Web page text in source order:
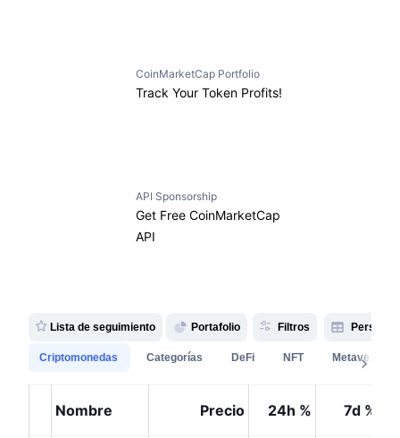
CoinMarketCap Portfolio
Track Your Token Profits!
API Sponsorship
Get Free CoinMarketCap
API
Lista de seguimiento Portafolio Filtros
Criptomonedas Categorías DeFi NFT Metaverse
Nombre Precio 24h % 7d %